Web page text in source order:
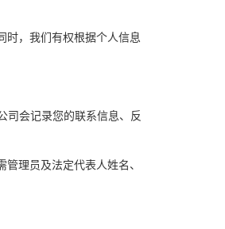
时，我们有权根据个人信息
司会记录您的联系信息、反
理员及法定代表人姓名、